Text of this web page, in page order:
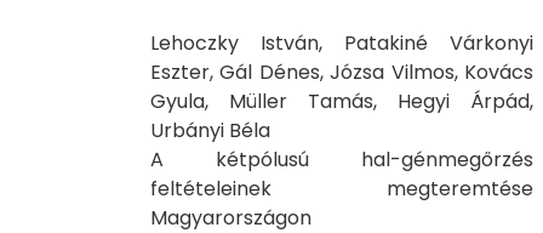
Lehoczky István, Patakiné Várkonyi
Eszter, Gál Dénes, Józsa Vilmos, Kovács
Gyula, Müller Tamás, Hegyi Árpád,
Urbányi Béla
A kétpólusú hal-génmegőrzés
feltételeinek megteremtése
Magyarországon